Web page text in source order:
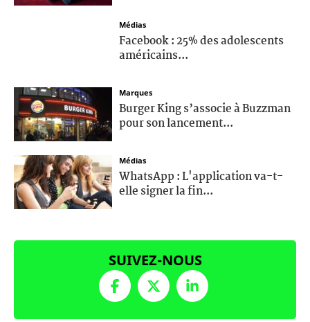
Médias
Facebook : 25% des adolescents
américains...
Marques
Burger King s’associe à Buzzman
pour son lancement...
Médias
WhatsApp : L'application va-t-
elle signer la fin...
SUIVEZ-NOUS